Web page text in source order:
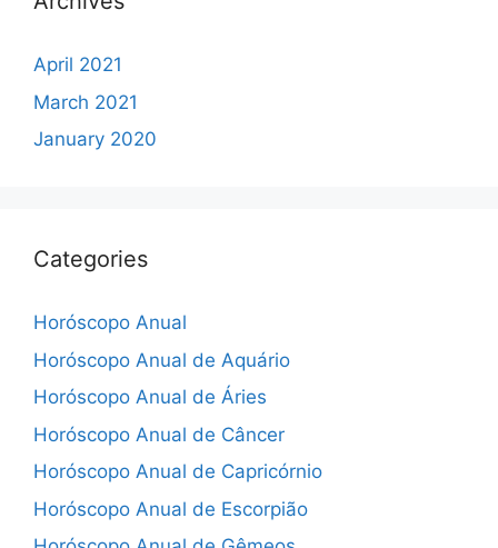
April 2021
March 2021
January 2020
Categories
Horóscopo Anual
Horóscopo Anual de Aquário
Horóscopo Anual de Áries
Horóscopo Anual de Câncer
Horóscopo Anual de Capricórnio
Horóscopo Anual de Escorpião